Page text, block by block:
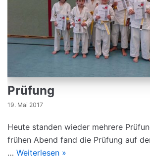
Prüfung
19. Mai 2017
Heute standen wieder mehrere
frühen Abend fand die Prüfung auf
… Weiterlesen »